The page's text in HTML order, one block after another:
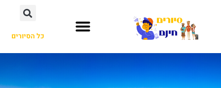
כל הסיורים